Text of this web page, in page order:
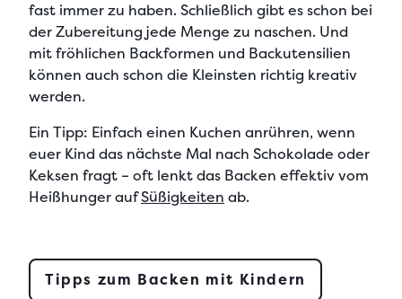
fast immer zu haben. Schließlich gibt es schon bei
der Zubereitung jede Menge zu naschen. Und
mit fröhlichen Backformen und Backutensilien
können auch schon die Kleinsten richtig kreativ
werden.
Ein Tipp: Einfach einen Kuchen anrühren, wenn
euer Kind das nächste Mal nach Schokolade oder
Keksen fragt – oft lenkt das Backen effektiv vom
Heißhunger aufSüßigkeiten ab.
Tipps zum Backen mit Kindern